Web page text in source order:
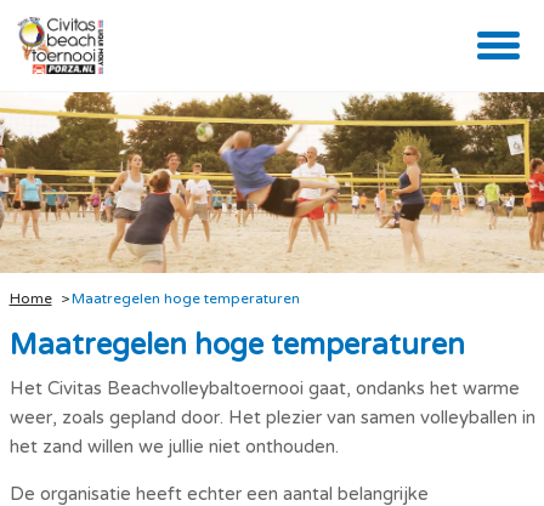
Home Maatregelen hoge temperaturen
Maatregelen hoge temperaturen
Het Civitas Beachvolleybaltoernooi gaat, ondanks het warme
weer, zoals gepland door. Het plezier van samen volleyballen in
het zand willen we jullie niet onthouden.
De organisatie heeft echter een aantal belangrijke